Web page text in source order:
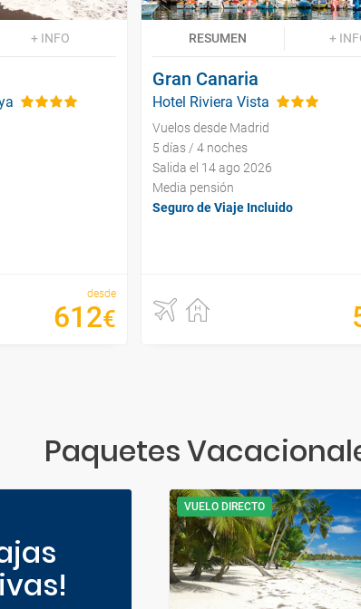
+ INFO
desde
612€
RESUMEN +
Gran Canaria
Hotel Riviera Vista
Vuelos desde Madrid
5 días / 4 noches
Salida el 14 ago 2026
Media pensión
Seguro de Viaje Incluido
Paquetes
VUELO DIRECTO